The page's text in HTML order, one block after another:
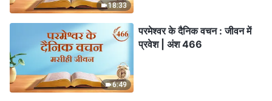
18:33
6:49
परमेश्वर के दैनिक वचन : जीवन में
प्रवेश | अंश 466